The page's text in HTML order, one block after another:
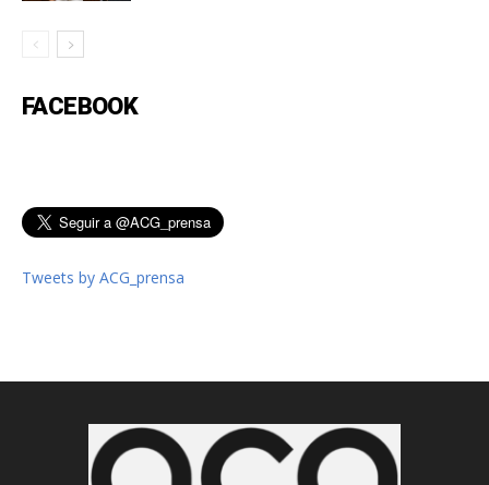
FACEBOOK
Tweets by ACG_prensa